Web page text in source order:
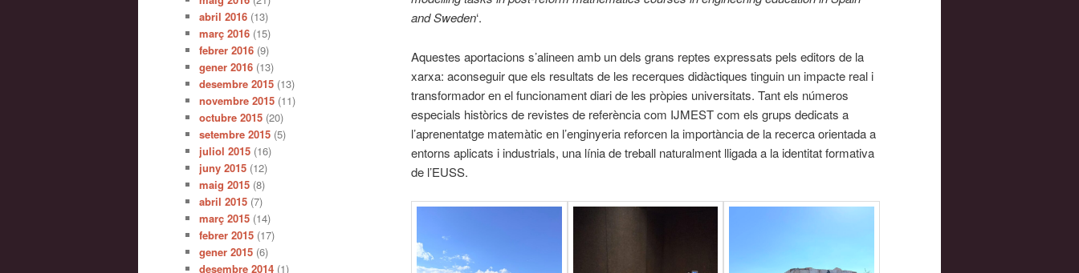
and Sweden‘.
Aquestes aportacions s’alineen amb un dels grans reptes expressats pels editors de la
xarxa: aconseguir que els resultats de les recerques didàctiques tinguin un impacte real i
transformador en el funcionament diari de les pròpies universitats. Tant els números
especials històrics de revistes de referència com IJMEST com els grups dedicats a
l’aprenentatge matemàtic en l’enginyeria reforcen la importància de la recerca orientada a
entorns aplicats i industrials, una línia de treball naturalment lligada a la identitat formativa
de l’EUSS.
abril 2016 (13)
març 2016 (15)
febrer 2016 (9)
gener 2016 (13)
desembre 2015 (13)
novembre 2015 (11)
octubre 2015 (20)
setembre 2015 (5)
juliol 2015 (16)
juny 2015 (12)
maig 2015 (8)
abril 2015 (7)
març 2015 (14)
febrer 2015 (17)
gener 2015 (6)
desembre 2014 (1)